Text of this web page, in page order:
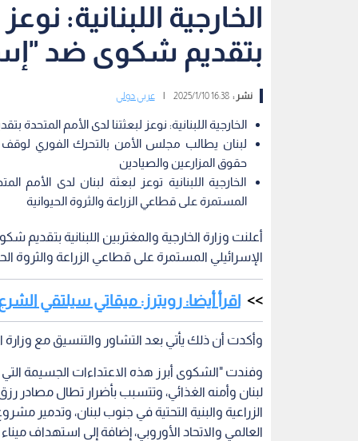
الخارجية اللبنانية:
بتقديم شكوى ضد
نشر :16:38 2025/1/10 عربي دولي
الخارجية اللبنانية: نوعز لبعثتنا لدى الأمم المتحدة
لبنان يطالب مجلس الأمن بالتحرك الفوري لوقف
حقوق المزارعين والصيادين
الخارجية اللبنانية توعز لبعثة لبنان لدى الأمم
المستمرة على قطاعي الزراعة والثروة الحيوانية
أعلنت وزارة الخارجية والمغتربين اللبنانية
الإسرائيلي المستمرة على قطاعي الزراعة والثروة
اقرأ أيضا: رويترز: ميقاتي سيلتقي
وأكدت أن ذلك يأتي بعد التشاور والتنسيق مع وزارة
وفندت "الشكوى أبرز هذه الاعتداءات الجسيمة التي
لبنان وأمنه الغذائي، وتتسبب بأضرار تطال مصادر
الزراعية والبنية التحتية في جنوب لبنان، وتدمير
العالمي والاتحاد الأوروبي، إضافة إلى استهداف